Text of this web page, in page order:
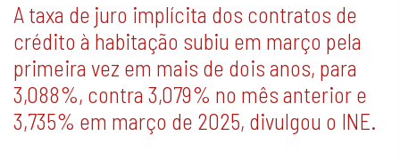
A taxa de juro implícita dos contratos de
crédito à habitação subiu em março pela
primeira vez em mais de dois anos, para
3,088%, contra 3,079% no mês anterior e
3,735% em março de 2025, divulgou o INE.